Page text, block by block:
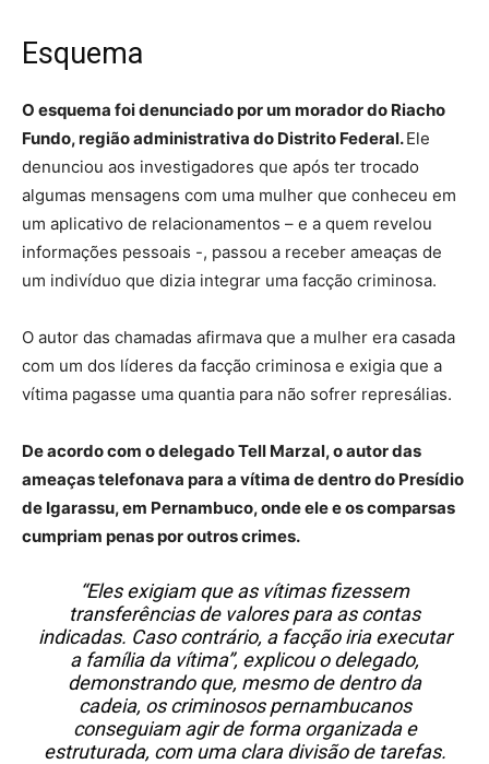
Esquema
O esquema foi denunciado por um morador do Riacho
Fundo, região administrativa do Distrito Federal.Ele
denunciou aos investigadores que após ter trocado
algumas mensagens com uma mulher que conheceu em
um aplicativo de relacionamentos – e a quem revelou
informações pessoais -, passou a receber ameaças de
um indivíduo que dizia integrar uma facção criminosa.
O autor das chamadas afirmava que a mulher era casada
com um dos líderes da facção criminosa e exigia que a
vítima pagasse uma quantia para não sofrer represálias.
De acordo com o delegado Tell Marzal, o autor das
ameaças telefonava para a vítima de dentro do Presídio
de Igarassu, em Pernambuco, onde ele e os comparsas
cumpriam penas por outros crimes.
“Eles exigiam que as vítimas fizessem
transferências de valores para as contas
indicadas. Caso contrário, a facção iria executar
a família da vítima”, explicou o delegado,
demonstrando que, mesmo de dentro da
cadeia, os criminosos pernambucanos
conseguiam agir de forma organizada e
estruturada, com uma clara divisão de tarefas.